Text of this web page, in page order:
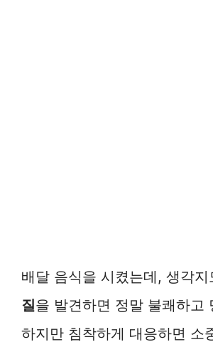
배달 음식을 시켰는데, 생각지
질을 발견하면 정말 불쾌하고
하지만 침착하게 대응하면 소